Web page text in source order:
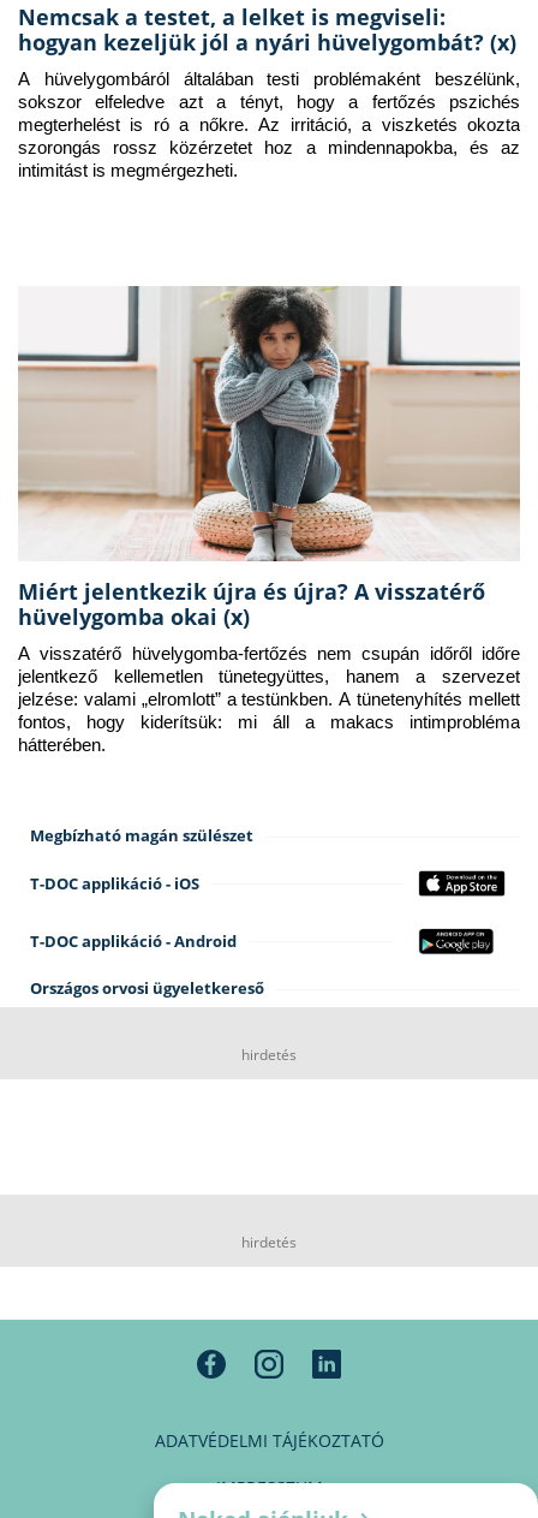
Nemcsak a testet, a lelket is megviseli:
hogyan kezeljük jól a nyári hüvelygombát? (x)
A hüvelygombáról általában testi problémaként beszélünk,
sokszor elfeledve azt a tényt, hogy a fertőzés pszichés
megterhelést is ró a nőkre. Az irritáció, a viszketés okozta
szorongás rossz közérzetet hoz a mindennapokba, és az
intimitást is megmérgezheti.
Miért jelentkezik újra és újra? A visszatérő
hüvelygomba okai (x)
A visszatérő hüvelygomba-fertőzés nem csupán időről időre
jelentkező kellemetlen tünetegyüttes, hanem a szervezet
jelzése: valami „elromlott” a testünkben. A tünetenyhítés mellett
fontos, hogy kiderítsük: mi áll a makacs intimprobléma
hátterében.
Megbízható magán szülészet
T-DOC applikáció - iOS
T-DOC applikáció - Android
Országos orvosi ügyeletkereső
hirdetés
hirdetés
ADATVÉDELMI TÁJÉKOZTATÓ
IMPRESSZUM